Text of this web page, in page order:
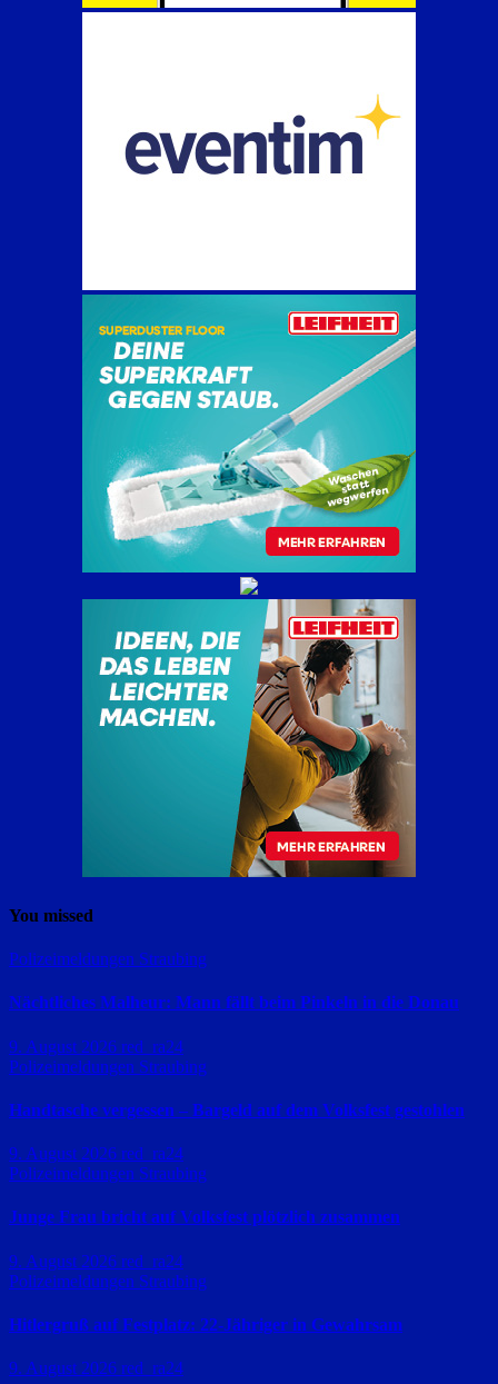
You missed
Polizeimeldungen Straubing
Nächtliches Malheur: Mann fällt beim Pinkeln in die Donau
9. August 2026 red_ra24
Polizeimeldungen Straubing
Handtasche vergessen – Bargeld auf dem Volksfest gestohlen
9. August 2026 red_ra24
Polizeimeldungen Straubing
Junge Frau bricht auf Volksfest plötzlich zusammen
9. August 2026 red_ra24
Polizeimeldungen Straubing
Hitlergruß auf Festplatz: 22-Jähriger in Gewahrsam
9. August 2026 red_ra24